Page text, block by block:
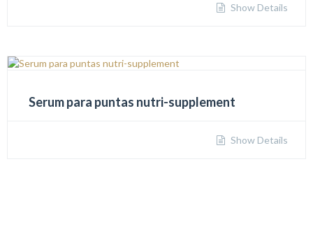
Show Details
Serum para puntas nutri-supplement
Show Details